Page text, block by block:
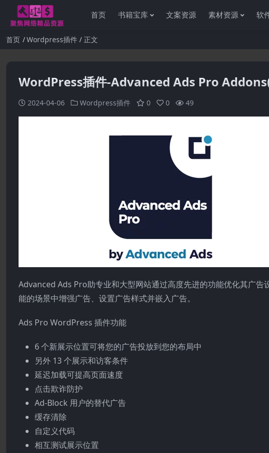
首页 书籍宝库 文案资源 素材资源 软
首页 Wordpress插件 正文
WordPress插件-Advanced Ads Pro
2024-04-06 Wordpress插件 0 0 49
Advanced Ads Pro助专业和大型网站通过高度先进的功能优化其广
能的场景中增强广告、设置广告样式并嵌入广告。
Ads Pro WordPress 插件功能
6 个新展示位置可将您的广告投放到您的布局中
另外 13 个展示和访客条件
延迟加载可提高页面速度
点击欺诈防护
Ad-Block 用户的替代广告
缓存清除
自定义代码
相互测试展示位置
感谢您